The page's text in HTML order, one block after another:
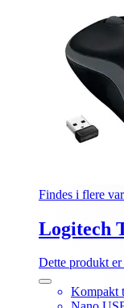
Findes i flere
Logitech
Dette produkt
Kompakt